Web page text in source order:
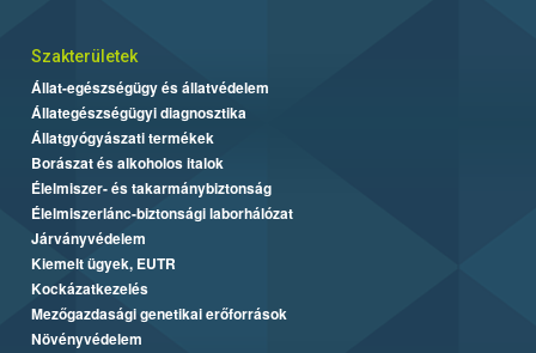
Szakterületek
Állat-egészségügy és állatvédelem
Állategészségügyi diagnosztika
Állatgyógyászati termékek
Borászat és alkoholos italok
Élelmiszer- és takarmánybiztonság
Élelmiszerlánc-biztonsági laborhálózat
Járványvédelem
Kiemelt ügyek, EUTR
Kockázatkezelés
Mezőgazdasági genetikai erőforrások
Növényvédelem